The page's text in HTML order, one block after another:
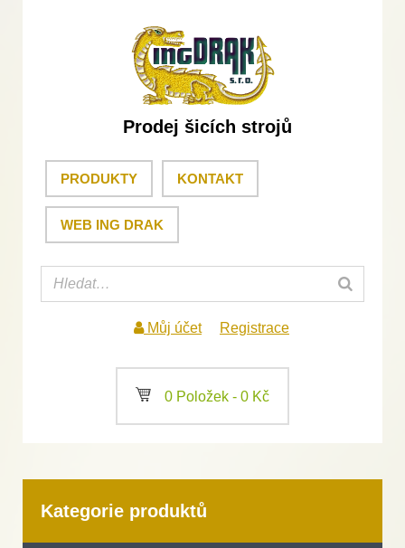
Prodej šicích strojů
PRODUKTY KONTAKT
WEB ING DRAK
Můj účet Registrace
a 0 Položek - 0 Kč
Kategorie produktů